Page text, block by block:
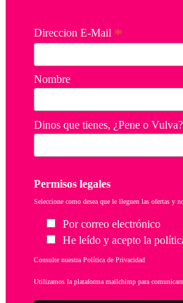
Direccion E-Mail *
Nombre
Dinos que tienes, ¿Pene o Vulva?
Permisos legales
Seleccione como desea que le lleguen las ofertas y
Por correo electrónico
He leído y acepto la
Consulte nuestra Política de Privacidad
Utilizamos la plataforma mailchimp para